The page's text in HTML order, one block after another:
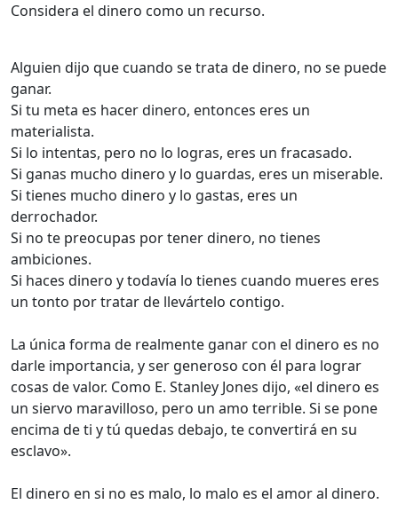
Considera el dinero como un recurso.
Alguien dijo que cuando se trata de dinero, no se puede
ganar.
Si tu meta es hacer dinero, entonces eres un
materialista.
Si lo intentas, pero no lo logras, eres un fracasado.
Si ganas mucho dinero y lo guardas, eres un miserable.
Si tienes mucho dinero y lo gastas, eres un
derrochador.
Si no te preocupas por tener dinero, no tienes
ambiciones.
Si haces dinero y todavía lo tienes cuando mueres eres
un tonto por tratar de llevártelo contigo.
La única forma de realmente ganar con el dinero es no
darle importancia, y ser generoso con él para lograr
cosas de valor. Como E. Stanley Jones dijo, «el dinero es
un siervo maravilloso, pero un amo terrible. Si se pone
encima de ti y tú quedas debajo, te convertirá en su
esclavo».
El dinero en si no es malo, lo malo es el amor al dinero.